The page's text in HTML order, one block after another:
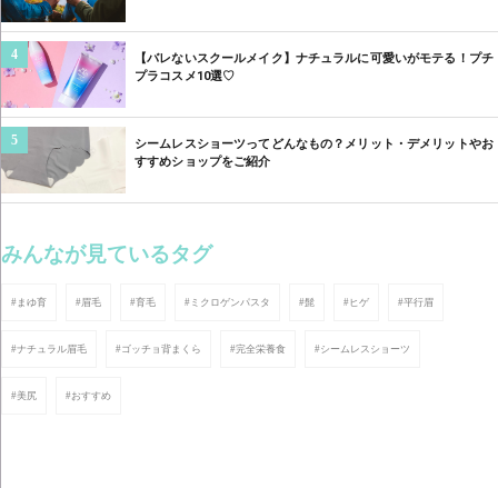
4
【バレないスクールメイク】ナチュラルに可愛いがモテる！プチ
プラコスメ10選♡
5
シームレスショーツってどんなもの？メリット・デメリットやお
すすめショップをご紹介
みんなが見ているタグ
#まゆ育 #眉毛 #育毛 #ミクロゲンパスタ #髭 #ヒゲ #平行眉
#ナチュラル眉毛 #ゴッチョ背まくら #完全栄養食 #シームレスショーツ
#美尻 #おすすめ